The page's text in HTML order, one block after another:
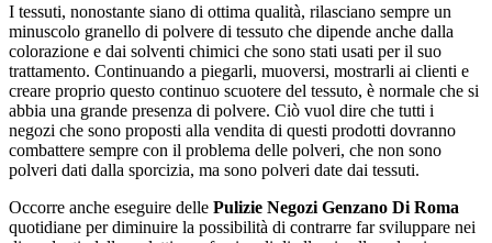
I tessuti, nonostante siano di ottima qualità, rilasciano sempre un
minuscolo granello di polvere di tessuto che dipende anche dalla
colorazione e dai solventi chimici che sono stati usati per il suo
trattamento. Continuando a piegarli, muoversi, mostrarli ai clienti e
creare proprio questo continuo scuotere del tessuto, è normale che si
abbia una grande presenza di polvere. Ciò vuol dire che tutti i
negozi che sono proposti alla vendita di questi prodotti dovranno
combattere sempre con il problema delle polveri, che non sono
polveri dati dalla sporcizia, ma sono polveri date dai tessuti.
Occorre anche eseguire delle Pulizie Negozi Genzano Di Roma
quotidiane per diminuire la possibilità di contrarre far sviluppare nei